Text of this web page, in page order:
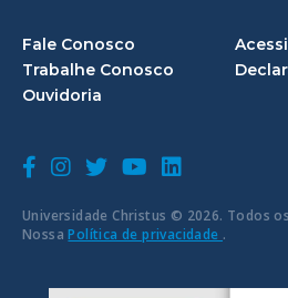
Universidade Christus © 2026. Todos
NossaPolítica de privacidade .
Fale Conosco
Trabalhe Conosco
Ouvidoria